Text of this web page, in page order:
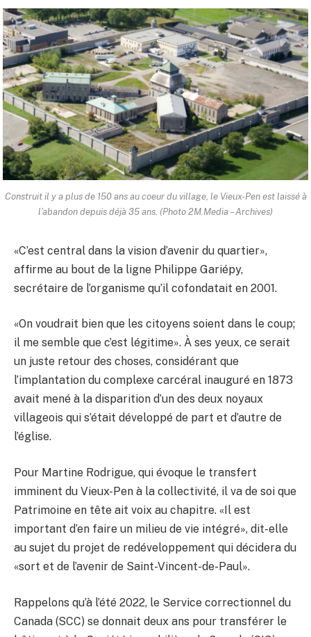
Construit il y a plus de 150 ans au coeur du village, le Vieux-Pen est laissé à
l’abandon depuis déjà 35 ans. (Photo 2M.Media – Archives)
«C’est central dans la vision d’avenir du quartier»,
affirme au bout de la ligne Philippe Gariépy,
secrétaire de l’organisme qu’il cofondatait en 2001.
«On voudrait bien que les citoyens soient dans le coup;
il me semble que c’est légitime». À ses yeux, ce serait
un juste retour des choses, considérant que
l’implantation du complexe carcéral inauguré en 1873
avait mené à la disparition d’un des deux noyaux
villageois qui s’était développé de part et d’autre de
l’église.
Pour Martine Rodrigue, qui évoque le transfert
imminent du Vieux-Pen à la collectivité, il va de soi que
Patrimoine en tête ait voix au chapitre. «Il est
important d’en faire un milieu de vie intégré», dit-elle
au sujet du projet de redéveloppement qui décidera du
«sort et de l’avenir de Saint-Vincent-de-Paul».
Rappelons qu’à l’été 2022, le Service correctionnel du
Canada (SCC) se donnait deux ans pour transférer le